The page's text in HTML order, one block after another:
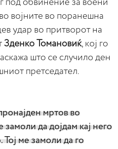
под обвинение за воени
војните во поранешна
удар во притворот на
Зденко Томановиќ, кој го
што се случило ден
претседател.
мртов во
да дојдам кај него
Тој ме замоли да го